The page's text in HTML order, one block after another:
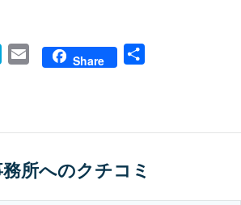
HatenaEmail Share
所へのクチコミ